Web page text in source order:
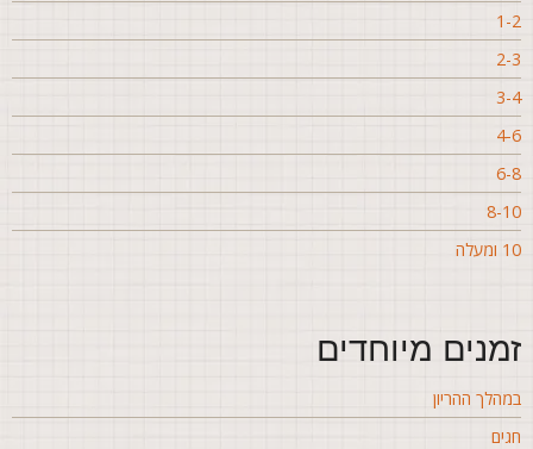
1-
2-
3-
4-
6-
8-
מיוחדים
ההריון